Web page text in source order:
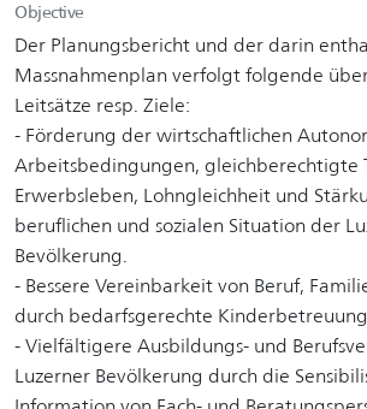
Objective
Der Planungsbericht und der darin
Massnahmenplan verfolgt folgende
Leitsätze resp. Ziele:
- Förderung der wirtschaftlichen
Arbeitsbedingungen, gleichberechtigte
Erwerbsleben, Lohngleichheit und
beruflichen und sozialen Situation der
Bevölkerung.
- Bessere Vereinbarkeit von Beruf,
durch bedarfsgerechte
- Vielfältigere Ausbildungs- und
Luzerner Bevölkerung durch die